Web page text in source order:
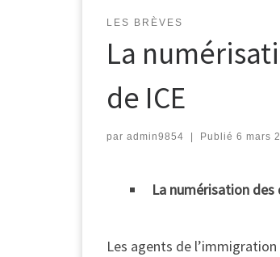
LES BRÈVES
La
de ICE
par admin9854 Publié 6 mars
La numérisation des
Les agents de